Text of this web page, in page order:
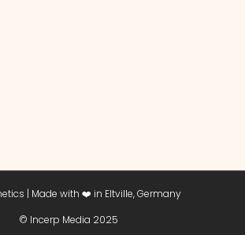
| Made with ❤️ in Eltville, Germany
© Incerp Media 2025